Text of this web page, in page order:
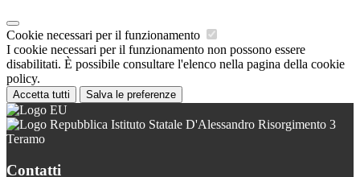
Cookie necessari per il funzionamento
I cookie necessari per il funzionamento non possono essere
disabilitati. È possibile consultare l'elenco nella pagina della cookie
policy.
Accetta tutti Salva le preferenze
Istituto Statale D'Alessandro Risorgimento 3
Teramo
Contatti